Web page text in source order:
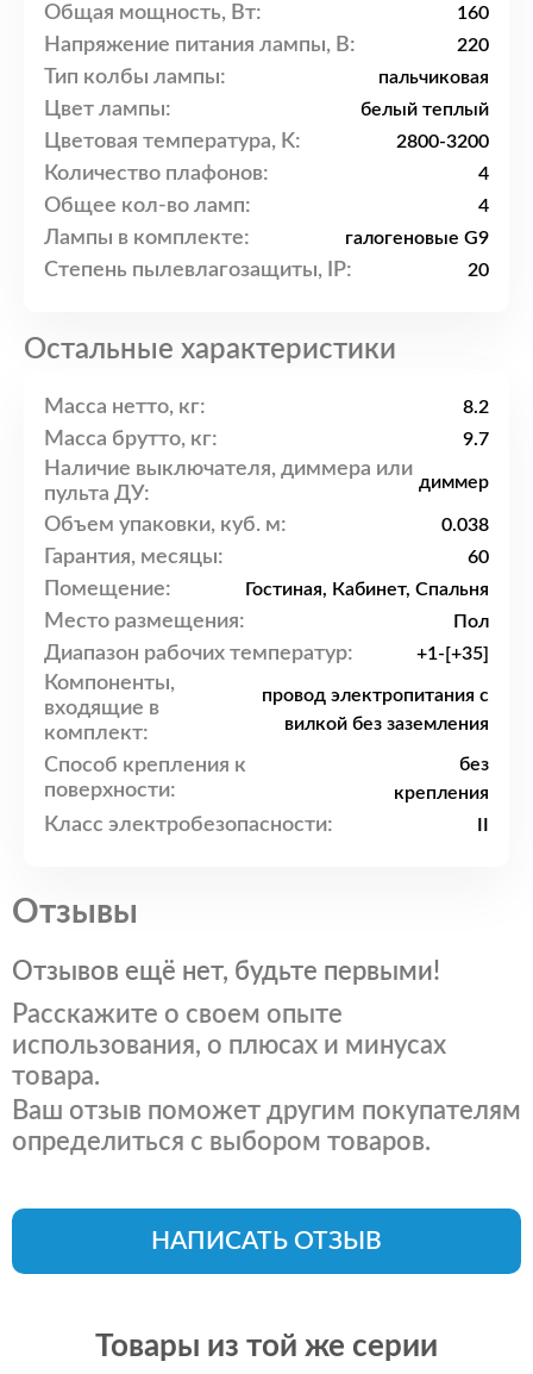
Общая мощность, Вт: 160
Напряжение питания лампы, В: 220
Тип колбы лампы: пальчиковая
Цвет лампы: белый теплый
Цветовая температура, K: 2800-3200
Количество плафонов: 4
Общее кол-во ламп: 4
Лампы в комплекте: галогеновые G9
Степень пылевлагозащиты, IP: 20
Остальные характеристики
Масса нетто, кг: 8.2
Масса брутто, кг: 9.7
Наличие выключателя, диммера или
пульта ДУ:
диммер
Объем упаковки, куб. м: 0.038
Гарантия, месяцы: 60
Помещение: Гостиная, Кабинет, Спальня
Место размещения: Пол
Диапазон рабочих температур: +1-[+35]
Компоненты,
входящие в
комплект:
провод электропитания с
вилкой без заземления
Способ крепления к
поверхности:
без
крепления
Класс электробезопасности:
Отзывы
Отзывов ещё нет, будьте первыми!
Расскажите о своем опыте
использования, о плюсах и минусах
товара.
Ваш отзыв поможет другим покупателям
определиться с выбором товаров.
НАПИСАТЬ ОТЗЫВ
Товары из той же серии